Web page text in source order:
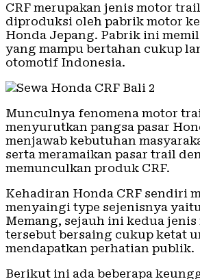
CRF merupakan jenis motor
diproduksi oleh pabrik motor
Honda Jepang. Pabrik ini
yang mampu bertahan cukup
otomotif Indonesia.
Munculnya fenomena motor
menyurutkan pangsa pasar
menjawab kebutuhan
serta meramaikan pasar trail
memunculkan produk CRF.
Kehadiran Honda CRF sendiri
menyaingi type sejenisnya
Memang, sejauh ini kedua
tersebut bersaing cukup ketat
mendapatkan perhatian publik.
Berikut ini ada beberapa